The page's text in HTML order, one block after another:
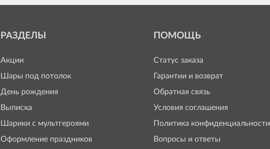
РАЗДЕЛЫ
Акции
Шары под потолок
День рождения
Выписка
Шарики с мультгероями
Оформление праздников
ПОМОЩЬ
Статус заказа
Гарантии и возврат
Обратная связь
Условия соглашения
Политика конфиденциальности
Вопросы и ответы